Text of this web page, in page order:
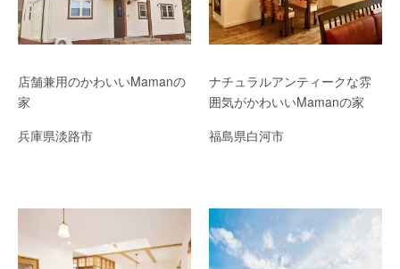
店舗兼用のかわいいMamanの
家
兵庫県淡路市
ナチュラルアンティークな雰
囲気がかわいいMamanの家
福島県白河市